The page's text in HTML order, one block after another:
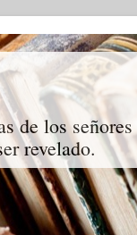
de los
revelado.